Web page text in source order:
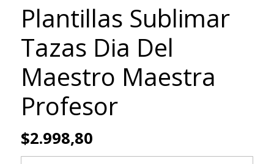
Plantillas Sublimar
Tazas Dia Del
Maestro Maestra
Profesor
$2.998,80